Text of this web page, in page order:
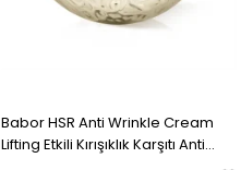
Babor HSR Anti Wrinkle Cream
Lifting Etkili Kırışıklık Karşıtı Anti